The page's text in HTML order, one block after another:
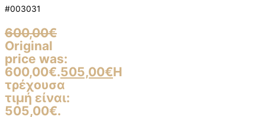
#003031
600,00€
Original
price was:
600,00€.505,00€Η
τρέχουσα
τιμή είναι:
505,00€.